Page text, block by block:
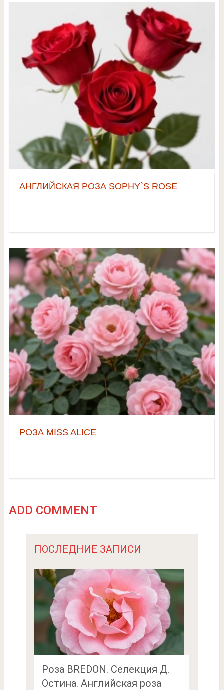
АНГЛИЙСКАЯ РОЗА SOPHY`S ROSE
РОЗА MISS ALICE
ADD COMMENT
ПОСЛЕДНИЕ ЗАПИСИ
Роза BREDON. Селекция Д.
Остина. Английская роза